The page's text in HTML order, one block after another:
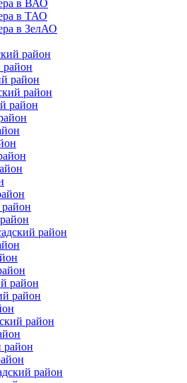
в ВАО
в ТАО
в ЗелАО
район
район
район
район
район
район
район
район
район